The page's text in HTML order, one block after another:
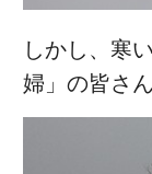
しかし、寒
婦」の皆さ